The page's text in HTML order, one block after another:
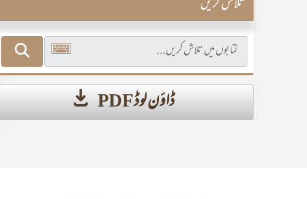
ڈاؤن لوڈ PDF